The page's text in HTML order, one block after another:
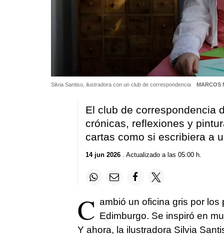
Silvia Santiso, ilustradora con un club de correspondencia MARCOS
El club de correspondencia
crónicas, reflexiones y
cartas como si escribiera a
14 jun 2026. Actualizado a las 05:00 h.
C ambió un oficina gris por
Edimburgo. Se inspiró en
Y ahora, la ilustradora Silvia